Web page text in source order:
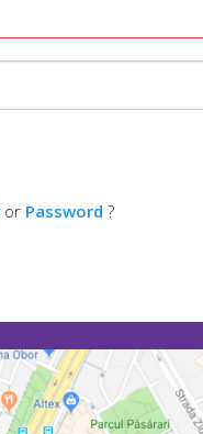
or Password ?